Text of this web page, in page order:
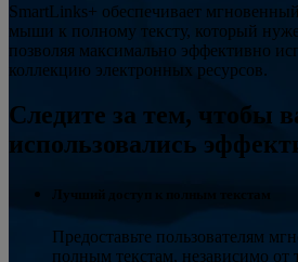
SmartLinks+ обеспечивает
мыши к полному тексту, который
позволяя максимально эффективно
коллекцию электронных ресурсов.
Следите за тем, чтобы
использовались
Лучший доступ к полным текстам
Предоставьте пользователям
полным текстам, независимо от